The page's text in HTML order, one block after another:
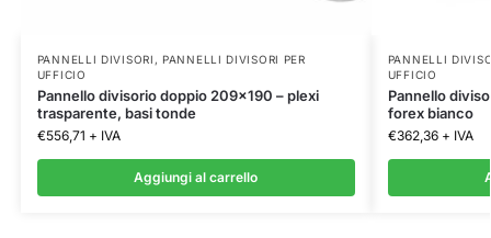
PANNELLI DIVISORI ,PANNELLI DIVISORI PER
UFFICIO
Pannello divisorio doppio 209×190 – plexi
trasparente, basi tonde
€556,71 + IVA
Aggiungi al carrello
PANNELLI
UFFICIO
Pannello
forex bianco
€362,36 + IVA